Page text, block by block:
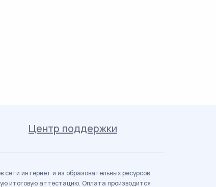
Центр поддержки
интернет и из образовательных ресурсов
итоговую аттестацию. Оплата производится